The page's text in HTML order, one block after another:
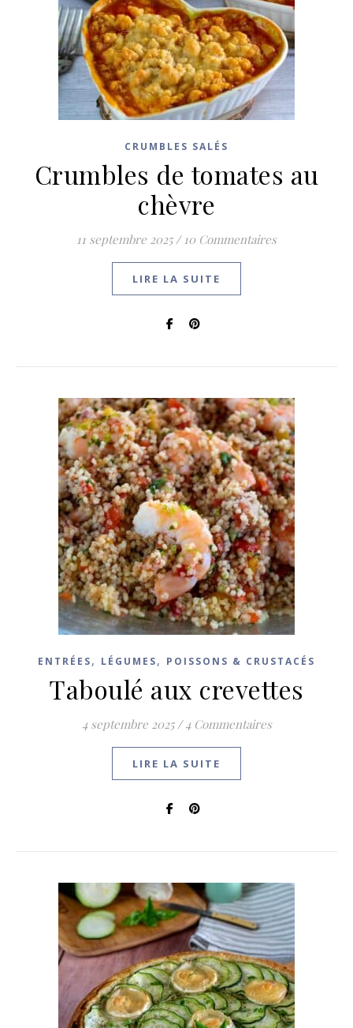
CRUMBLES SALÉS
Crumbles de tomates au
chèvre
11 septembre 2025 / 10 Commentaires
LIRE LA SUITE
ENTRÉES, LÉGUMES, POISSONS & CRUSTACÉS
Taboulé aux crevettes
4 septembre 2025 / 4 Commentaires
LIRE LA SUITE